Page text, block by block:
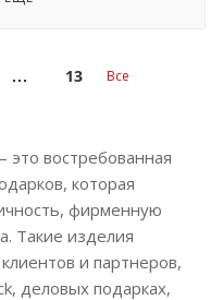
13 Все
это востребованная
которая
фирменную
Такие изделия
и партнеров,
деловых подарках,